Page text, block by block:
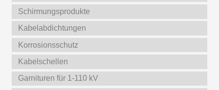
Schirmungsprodukte
Kabelabdichtungen
Korrosionsschutz
Kabelschellen
Garnituren für 1-110 kV